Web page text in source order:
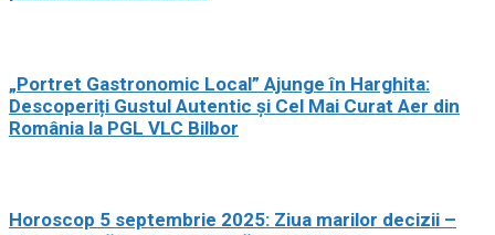
„Portret Gastronomic Local” Ajunge în Harghita:
Descoperiți Gustul Autentic și Cel Mai Curat Aer din
România la PGL VLC Bilbor
Horoscop 5 septembrie 2025: Ziua marilor decizii –